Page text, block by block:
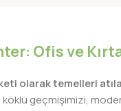
Ofis ve
olarak temelleri
geçmişimizi,